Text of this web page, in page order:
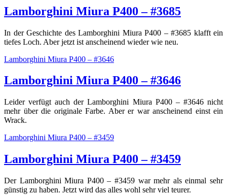
Lamborghini Miura P400 – #3685
In der Geschichte des Lamborghini Miura P400 – #3685 klafft ein
tiefes Loch. Aber jetzt ist anscheinend wieder wie neu.
Lamborghini Miura P400 – #3646
Lamborghini Miura P400 – #3646
Leider verfügt auch der Lamborghini Miura P400 – #3646 nicht
mehr über die originale Farbe. Aber er war anscheinend einst ein
Wrack.
Lamborghini Miura P400 – #3459
Lamborghini Miura P400 – #3459
Der Lamborghini Miura P400 – #3459 war mehr als einmal sehr
günstig zu haben. Jetzt wird das alles wohl sehr viel teurer.